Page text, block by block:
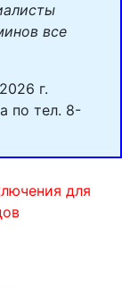
все
г.
по тел. 8-
для